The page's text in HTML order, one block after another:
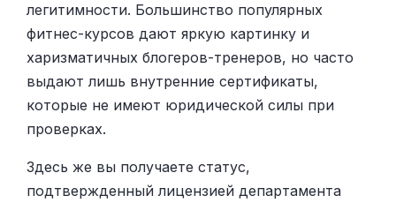
легитимности. Большинство популярных
фитнес-курсов дают яркую картинку и
харизматичных блогеров-тренеров, но часто
выдают лишь внутренние сертификаты,
которые не имеют юридической силы при
проверках.
Здесь же вы получаете статус,
подтвержденный лицензией департамента